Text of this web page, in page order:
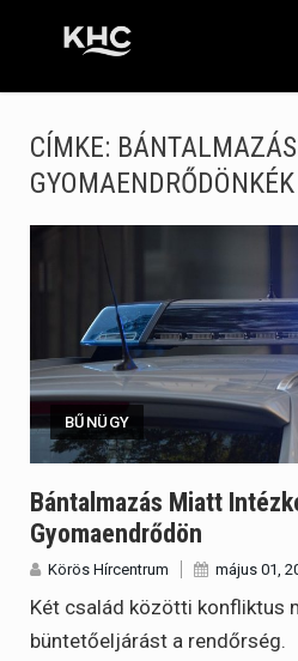
CÍMKE: BÁNTALMAZÁS
BŰNÜGY
Bántalmazás Miatt
Gyomaendrődön
Körös Hírcentrum május 01,
Két család közötti konfliktus
büntetőeljárást a rendőrség.